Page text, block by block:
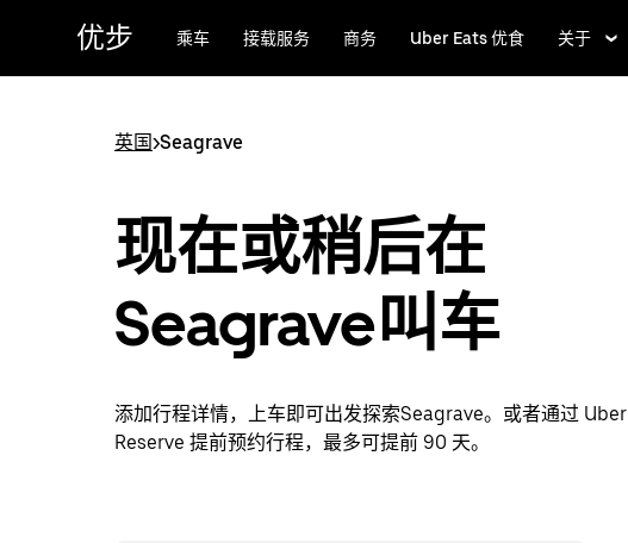
优步 乘车 接载服务 商务 Uber Eats 优食 关于
英国>Seagrave
现在或稍后在
Seagrave叫车
添加行程详情，上车即可出发探索Seagrave。或者通过 Uber
Reserve 提前预约行程，最多可提前 90 天。